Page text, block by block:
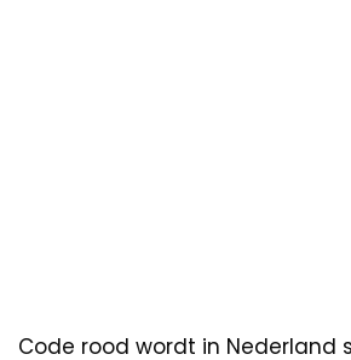
Code rood wordt in Nederland